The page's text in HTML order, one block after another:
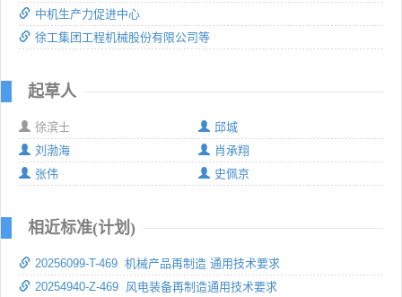
中机生产力促进中心
徐工集团工程机械股份有限公司等
起草人
徐滨士
邱城
刘渤海
肖承翔
张伟
史佩京
相近标准(计划)
20256099-T-469 机械产品再制造 通用技术要求
20254940-Z-469 风电装备再制造通用技术要求